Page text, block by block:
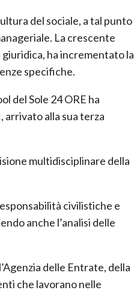
del sociale, a tal punto
La crescente
ha incrementato la
specifiche.
del Sole 24 ORE ha
, arrivato alla sua terza
multidisciplinare della
civilistiche e
anche l’analisi delle
delle Entrate, della
che lavorano nelle